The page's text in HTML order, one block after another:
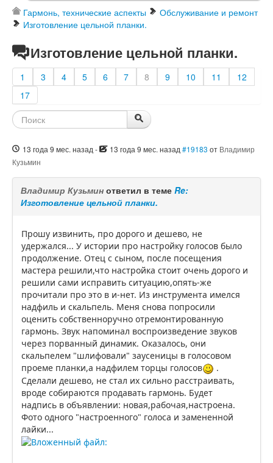
Гармонь, технические аспекты
Обслуживание и ремонт
Изготовление цельной планки.
Изготовление цельной планки.
1 3 4 5 6 7 8 9 10 11
12
17
13 года 9 мес. назад - 13 года 9 мес. назад #19183 от Владимир
Кузьмин
Владимир Кузьмин ответил в теме Re:
Изготовление цельной планки.
Прошу извинить, про дорого и дешево, не
удержался... У истории про настройку голосов было
продолжение. Отец с сыном, после посещения
мастера решили,что настройка стоит очень дорого и
решили сами исправить ситуацию,опять-же
прочитали про это в и-нет. Из инструмента имелся
надфиль и скальпель. Меня снова попросили
оценить собственноручно отремонтированную
гармонь. Звук напоминал воспроизведение звуков
через порванный динамик. Оказалось, они
скальпелем "шлифовали" заусеницы в голосовом
проеме планки,а надфилем торцы голосов
.
Сделали дешево, не стал их сильно расстраивать,
вроде собираются продавать гармонь. Будет
надпись в объявлении: новая,рабочая,настроена.
Фото одного "настроенного" голоса и замененной
лайки...